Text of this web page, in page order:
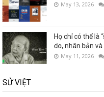
May 13, 2026
Họ chỉ có thể là
do, nhân bản
May 11, 2026
SỬ VIỆT